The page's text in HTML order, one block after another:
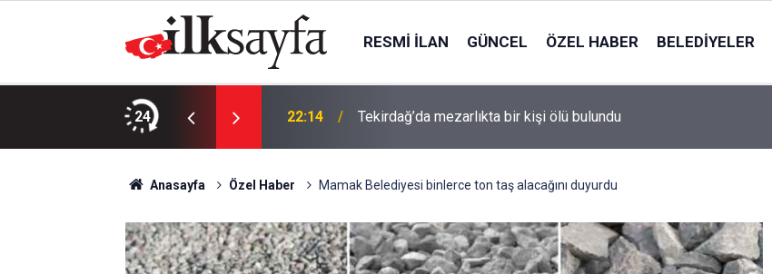
RESMI İLAN GÜNCEL ÖZEL HABER BELEDIYELER
24
Juventus Inter ne zaman, saat kaçta
22:14 Tekirdağ’da mezarlıkta bir kişi ölü bulundu
Anasayfa Özel Haber Mamak Belediyesi binlerce ton taş alacağını duyurdu